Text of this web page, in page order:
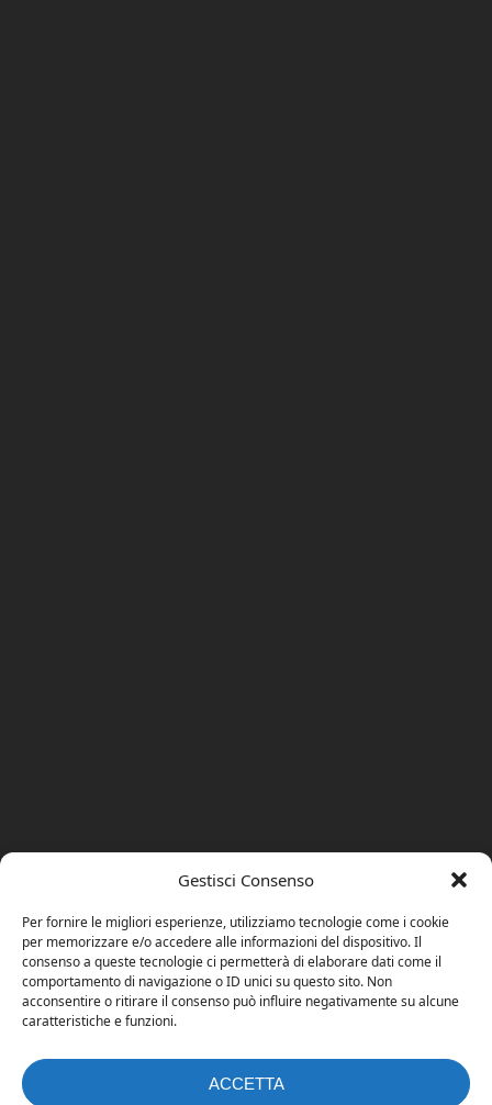
Gestisci Consenso
Per fornire le migliori esperienze, utilizziamo tecnologie come i cookie
per memorizzare e/o accedere alle informazioni del dispositivo. Il
consenso a queste tecnologie ci permetterà di elaborare dati come il
comportamento di navigazione o ID unici su questo sito. Non
acconsentire o ritirare il consenso può influire negativamente su alcune
caratteristiche e funzioni.
ACCETTA